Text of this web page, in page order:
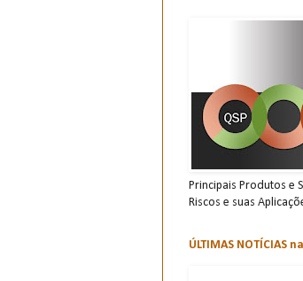
Principais Produtos e
Riscos e suas
ÚLTIMAS NOTÍCIAS